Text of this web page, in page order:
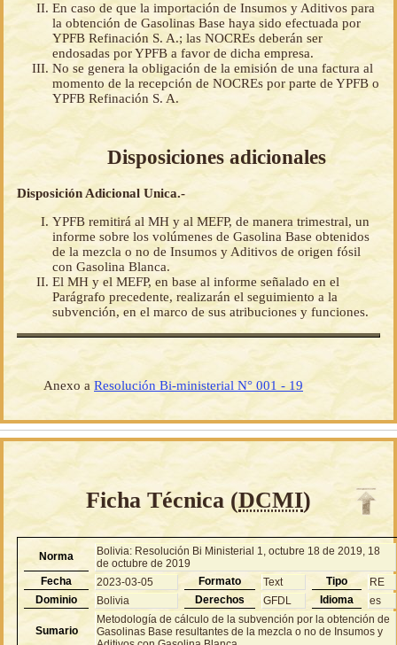
En caso de que la importación de Insumos y Aditivos para
la obtención de Gasolinas Base haya sido efectuada por
YPFB Refinación S. A.; las NOCREs deberán ser
endosadas por YPFB a favor de dicha empresa.
No se genera la obligación de la emisión de una factura al
momento de la recepción de NOCREs por parte de YPFB o
YPFB Refinación S. A.
Disposiciones adicionales
Disposición Adicional Unica.-
YPFB remitirá al MH y al MEFP, de manera trimestral, un
informe sobre los volúmenes de Gasolina Base obtenidos
de la mezcla o no de Insumos y Aditivos de origen fósil
con Gasolina Blanca.
El MH y el MEFP, en base al informe señalado en el
Parágrafo precedente, realizarán el seguimiento a la
subvención, en el marco de sus atribuciones y funciones.
Anexo a Resolución Bi-ministerial N° 001 - 19
Ficha Técnica (DCMI)
Norma
Bolivia: Resolución Bi Ministerial 1, octubre 18 de 2019, 18
de octubre de 2019
Fecha
2023-03-05 Formato Text Tipo
RE
Dominio
Bolivia Derechos GFDL Idioma es
Sumario
Metodología de cálculo de la subvención por la obtención de
Gasolinas Base resultantes de la mezcla o no de Insumos y